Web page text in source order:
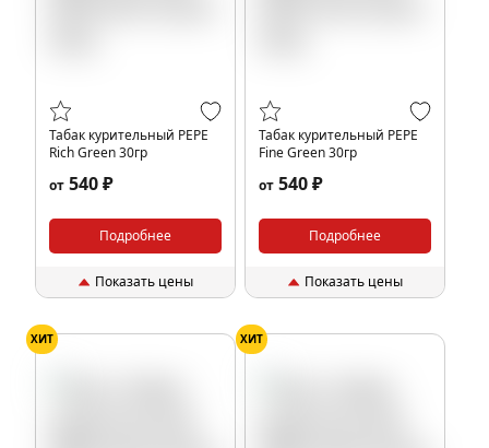
Табак курительный PEPE
Rich Green 30гр
от 540 ₽
Подробнее
Показать цены
Табак курительный PEPE
Fine Green 30гр
от 540 ₽
Подробнее
Показать цены
ХИТ ХИТ